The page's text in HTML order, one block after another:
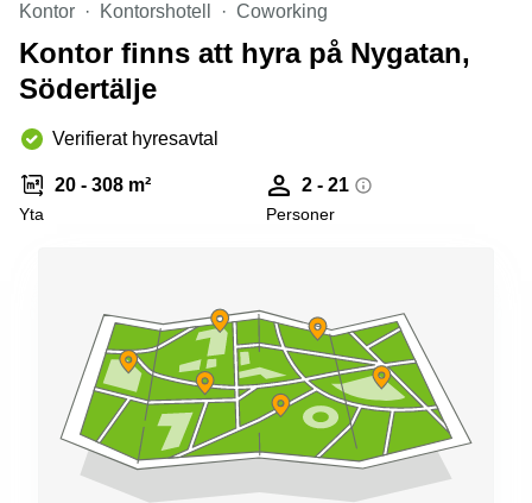
Kontor Kontorshotell Coworking
Kontor finns att hyra på Nygatan,
Södertälje
Verifierat hyresavtal
20 - 308 m²
Yta
2 - 21
Personer